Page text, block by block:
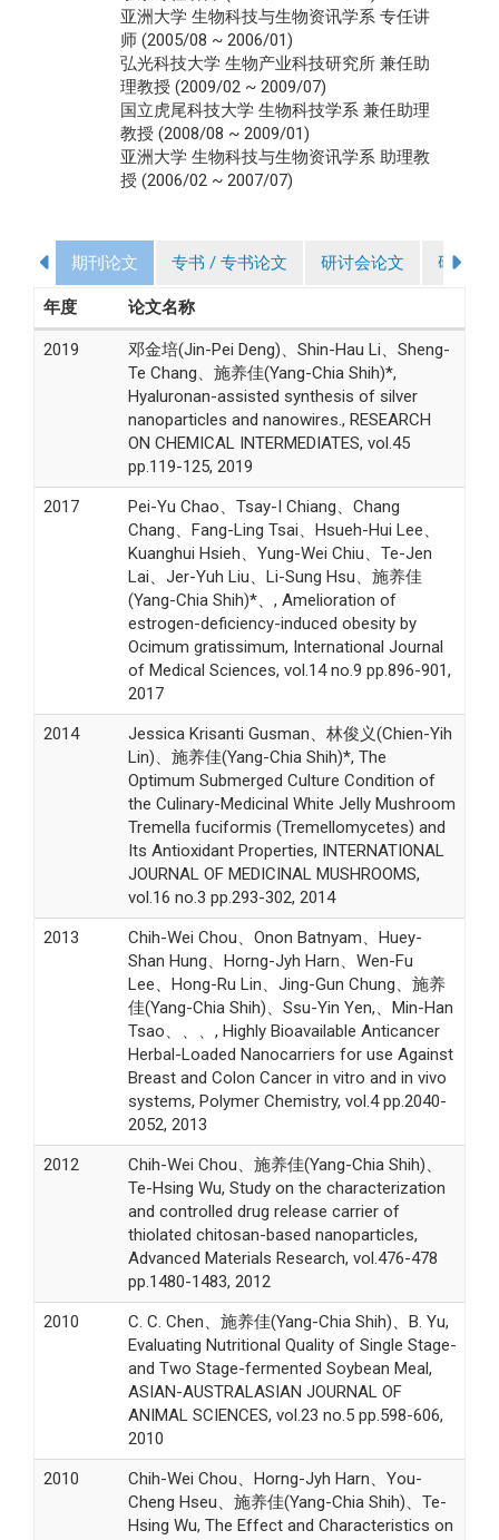
亚洲大学 生物科技与生物资讯学系 专任讲
师 (2005/08 ~ 2006/01)
弘光科技大学 生物产业科技研究所 兼任助
理教授 (2009/02 ~ 2009/07)
国立虎尾科技大学 生物科技学系 兼任助理
教授 (2008/08 ~ 2009/01)
亚洲大学 生物科技与生物资讯学系 助理教
授 (2006/02 ~ 2007/07)
期刊论文 专书 / 专书论文 研讨会论文 研究计
年度 论文名称
2019
邓金培(Jin-Pei Deng)、Shin-Hau Li、Sheng-
Te Chang、施养佳(Yang-Chia Shih)*,
Hyaluronan-assisted synthesis of silver
nanoparticles and nanowires., RESEARCH
ON CHEMICAL INTERMEDIATES, vol.45
pp.119-125, 2019
2017
Pei-Yu Chao、Tsay-I Chiang、Chang
Chang、Fang-Ling Tsai、Hsueh-Hui Lee、
Kuanghui Hsieh、Yung-Wei Chiu、Te-Jen
Lai、Jer-Yuh Liu、Li-Sung Hsu、施养佳
(Yang-Chia Shih)*、, Amelioration of
estrogen-deficiency-induced obesity by
Ocimum gratissimum, International Journal
of Medical Sciences, vol.14 no.9 pp.896-901,
2017
2014
Jessica Krisanti Gusman、林俊义(Chien-Yih
Lin)、施养佳(Yang-Chia Shih)*, The
Optimum Submerged Culture Condition of
the Culinary-Medicinal White Jelly Mushroom
Tremella fuciformis (Tremellomycetes) and
Its Antioxidant Properties, INTERNATIONAL
JOURNAL OF MEDICINAL MUSHROOMS,
vol.16 no.3 pp.293-302, 2014
2013
Chih-Wei Chou、Onon Batnyam、Huey-
Shan Hung、Horng-Jyh Harn、Wen-Fu
Lee、Hong-Ru Lin、Jing-Gun Chung、施养
佳(Yang-Chia Shih)、Ssu-Yin Yen,、Min-Han
Tsao、、、, Highly Bioavailable Anticancer
Herbal-Loaded Nanocarriers for use Against
Breast and Colon Cancer in vitro and in vivo
systems, Polymer Chemistry, vol.4 pp.2040-
2052, 2013
2012
Chih-Wei Chou、施养佳(Yang-Chia Shih)、
Te-Hsing Wu, Study on the characterization
and controlled drug release carrier of
thiolated chitosan-based nanoparticles,
Advanced Materials Research, vol.476-478
pp.1480-1483, 2012
2010
C. C. Chen、施养佳(Yang-Chia Shih)、B. Yu,
Evaluating Nutritional Quality of Single Stage-
and Two Stage-fermented Soybean Meal,
ASIAN-AUSTRALASIAN JOURNAL OF
ANIMAL SCIENCES, vol.23 no.5 pp.598-606,
2010
2010
Chih-Wei Chou、Horng-Jyh Harn、You-
Cheng Hseu、施养佳(Yang-Chia Shih)、Te-
Hsing Wu, The Effect and Characteristics on